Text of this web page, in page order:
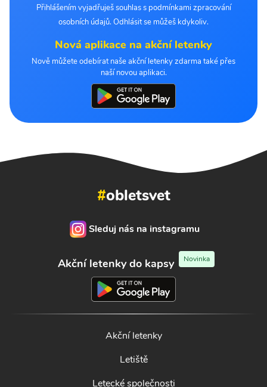
Přihlášením vyjadřuješ souhlas s podmínkami zpracování
osobních údajů. Odhlásit se můžeš kdykoliv.
Nová aplikace na akční letenky
Nově můžete odebírat naše akční letenky zdarma také přes
naší novou aplikaci.
#obletsvet
Sleduj nás na instagramu
Akční letenky do kapsy Novinka
Akční letenky
Letiště
Letecké společnosti